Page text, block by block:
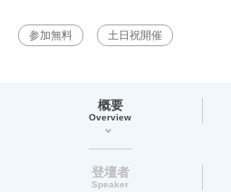
参加無料 土日祝開催
概要
Overview
登壇者
Speaker